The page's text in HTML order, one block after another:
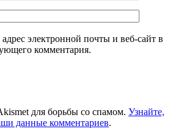
электронной почты и веб-сайт в
комментария.
для борьбы со спамом. Узнайте,
данные комментариев.